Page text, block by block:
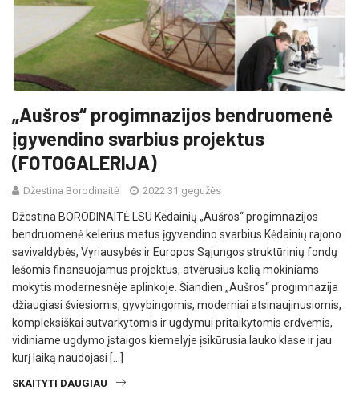
„Aušros“ progimnazijos bendruomenė
įgyvendino svarbius projektus
(FOTOGALERIJA)
Džestina Borodinaitė 2022 31 gegužės
Džestina BORODINAITĖ LSU Kėdainių „Aušros“ progimnazijos
bendruomenė kelerius metus įgyvendino svarbius Kėdainių rajono
savivaldybės, Vyriausybės ir Europos Sąjungos struktūrinių fondų
lėšomis finansuojamus projektus, atvėrusius kelią mokiniams
mokytis modernesnėje aplinkoje. Šiandien „Aušros“ progimnazija
džiaugiasi šviesiomis, gyvybingomis, moderniai atsinaujinusiomis,
kompleksiškai sutvarkytomis ir ugdymui pritaikytomis erdvėmis,
vidiniame ugdymo įstaigos kiemelyje įsikūrusia lauko klase ir jau
kurį laiką naudojasi […]
SKAITYTI DAUGIAU